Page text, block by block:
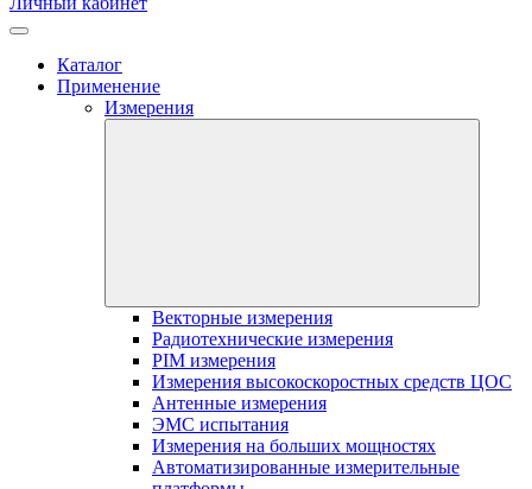
Каталог
Применение
Измерения
Векторные измерения
Радиотехнические измерения
PIM измерения
Измерения высокоскоростных средств ЦОС
Антенные измерения
ЭМС испытания
Измерения на больших мощностях
Автоматизированные измерительные